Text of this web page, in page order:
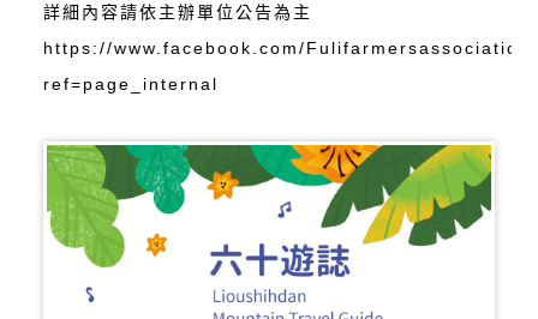
詳細內容請依主辦單位公告為主
https://www.facebook.com/
ref=page_internal